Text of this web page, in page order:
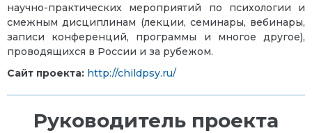
научно-практических мероприятий по психологии и
смежным дисциплинам (лекции, семинары, вебинары,
записи конференций, программы и многое другое),
проводящихся в России и за рубежом.
Сайт проекта: http://childpsy.ru/
Руководитель проекта